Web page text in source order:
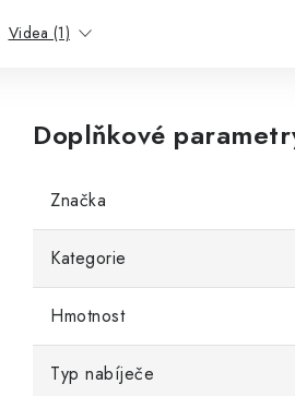
Videa (1)
Doplňkové
Značka
Kategorie
Hmotnost
Typ nabíječe